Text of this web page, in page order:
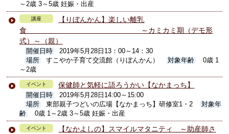
～2歳 3～5歳 妊娠・出産
講座
【りぼんかん】楽しい離乳
食 ～カミカミ期（デモ形
式）～（親）
開催日時
2019年5月28日13：00～14：30
場所
すこやか子育て交流館（りぼんかん） 対象年齢
0歳 1
～2歳
イベント 保健師と気軽に語ろうかい【なかまっち】
開催日時
2019年5月28日14:00～15:00
場所
東部親子つどいの広場【なかまっち】研修室1・2
対象年
齢
0歳 1～2歳 3～5歳 妊娠・出産
イベント
【なかよしの】スマイルマタニティ ～助産師さ